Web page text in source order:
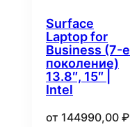
Surface
Laptop for
Business (7-е
поколение)
13.8″, 15″ |
Intel
от 144990,00 ₽